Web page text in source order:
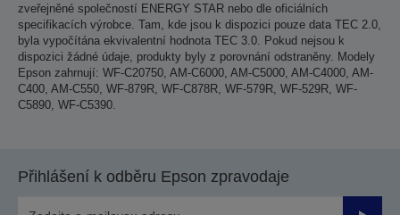
zveřejněné společností ENERGY STAR nebo dle oficiálních
specifikacích výrobce. Tam, kde jsou k dispozici pouze data TEC 2.0,
byla vypočítána ekvivalentní hodnota TEC 3.0. Pokud nejsou k
dispozici žádné údaje, produkty byly z porovnání odstraněny. Modely
Epson zahrnují: WF-C20750, AM-C6000, AM-C5000, AM-C4000, AM-
C400, AM-C550, WF-879R, WF-C878R, WF-579R, WF-529R, WF-
C5890, WF-C5390.
Přihlášení k odběru Epson zpravodaje